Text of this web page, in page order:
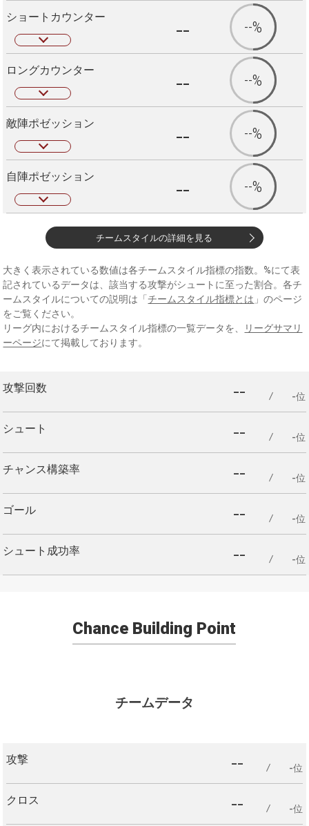
ショートカウンター -- --%
ロングカウンター -- --%
敵陣ポゼッション -- --%
自陣ポゼッション -- --%
チームスタイルの詳細を見る
大きく表示されている数値は各チームスタイル指標の指数。%にて表
記されているデータは、該当する攻撃がシュートに至った割合。各チ
ームスタイルについての説明は「 チームスタイル指標とは 」のページ
をご覧ください。
リーグ内におけるチームスタイル指標の一覧データを、
リーグサマリ
ーページにて掲載しております。
攻撃回数 -- -位
シュート -- -位
チャンス構築率 -- -位
ゴール -- -位
シュート成功率 -- -位
Chance Building Point
チームデータ
攻撃 -- -位
クロス -- -位